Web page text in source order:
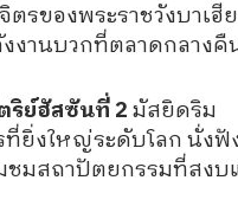
ตรของพระราชวังบาเฮี
งานบวกที่ตลาดกลาง
ริย์ฮัสซันที่ 2มัสยิดริม
ยิ่งใหญ่ระดับโลก นั่งฟั
มสถาปัตยกรรมที่สงบ